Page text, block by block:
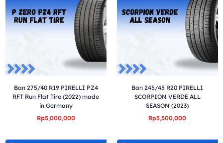
Ban 275/40 R19 PIRELLI PZ4
RFT Run Flat Tire (2022) made
in Germany
Rp5,000,000
Ban 245/45 R20 PIRELLI
SCORPION VERDE ALL
SEASON (2023)
Rp3,500,000